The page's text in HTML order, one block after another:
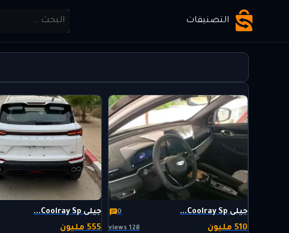
التصنيفات
جيلى Coolray Sp... 0
510 مليون 128 views
جيلى Coolray Sp...
555 مليون